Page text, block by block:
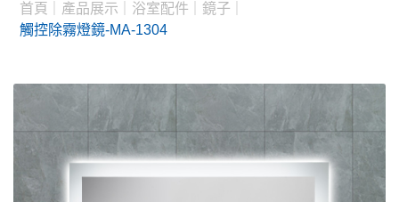
首頁 產品展示 浴室配件
鏡子
觸控除霧燈鏡-MA-1304